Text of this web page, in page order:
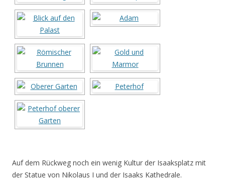
Auf dem Rückweg noch ein wenig Kultur der Isaaksplatz mit
der Statue von Nikolaus I und der Isaaks Kathedrale.